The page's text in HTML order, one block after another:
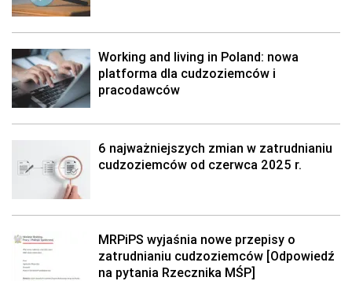
Working and living in Poland: nowa
platforma dla cudzoziemców i
pracodawców
6 najważniejszych zmian w zatrudnianiu
cudzoziemców od czerwca 2025 r.
MRPiPS wyjaśnia nowe przepisy o
zatrudnianiu cudzoziemców [Odpowiedź
na pytania Rzecznika MŚP]